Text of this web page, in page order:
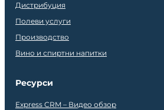
Дистрибуция
Полеви услуги
Производство
Вино и спиртни напитки
Ресурси
Express CRM – Видео обзор